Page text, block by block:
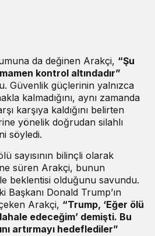
da değinen Arakçi, “Şu
kontrol altındadır”
Güvenlik güçlerinin yalnızca
kalmadığını, aynı zamanda
karşıya kaldığını belirten
yönelik doğrudan silahlı
söyledi.
sayısının bilinçli olarak
süren Arakçi, bunun
beklentisi olduğunu savundu.
Başkanı Donald Trump’ın
Arakçi, “Trump, ‘Eğer ölü
edeceğim’ demişti. Bu
artırmayı hedeflediler”